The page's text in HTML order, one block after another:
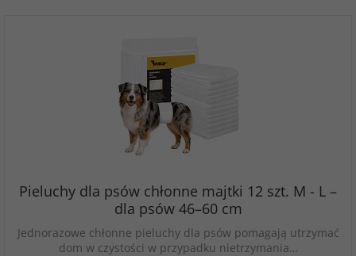
Pieluchy dla psów chłonne majtki 12 szt. M - L –
dla psów 46–60 cm
Jednorazowe chłonne pieluchy dla psów pomagają utrzymać
dom w czystości w przypadku nietrzymania…